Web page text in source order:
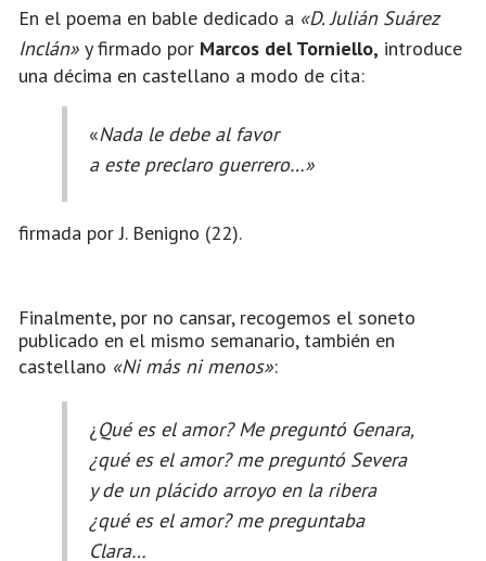
En el poema en bable dedicado a «D. Julián Suárez
Inclán» y firmado por Marcos del Torniello, introduce
una décima en castellano a modo de cita:
«Nada le debe al favor
a este preclaro guerrero…»
firmada por J. Benigno (22).
Finalmente, por no cansar, recogemos el soneto
publicado en el mismo semanario, también en
castellano «Ni más ni menos»:
¿Qué es el amor? Me preguntó Genara,
¿qué es el amor? me preguntó Severa
y de un plácido arroyo en la ribera
¿qué es el amor? me preguntaba
Clara…